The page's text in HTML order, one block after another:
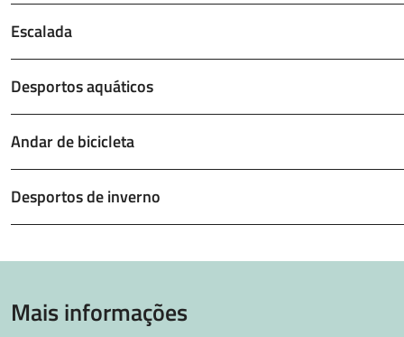
Escalada
Desportos aquáticos
Andar de bicicleta
Desportos de inverno
Mais informações